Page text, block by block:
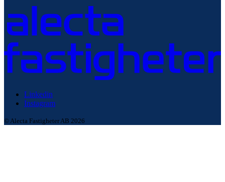
Linkedin
Instagram
© Alecta Fastigheter AB 2026